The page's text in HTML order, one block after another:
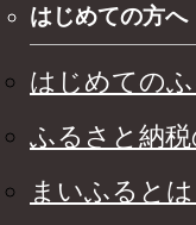
はじめての方へ
はじめての
ふるさと納
まいふるとは